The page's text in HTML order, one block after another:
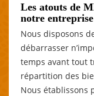
Les atouts de
notre
Nous disposons
débarrasser
temps avant tout
répartition des
Nous établissons